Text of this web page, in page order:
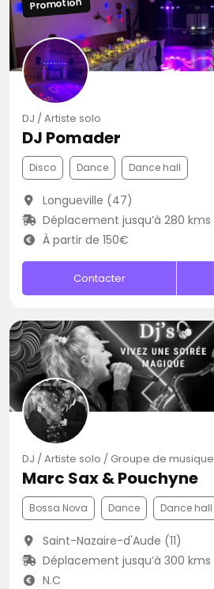
DJ / Artiste solo
DJ Pomader
Disco Dance Dance hall
Longueville (47)
Déplacement jusqu’à 280 kms
À partir de 150€
Contacter
DJ / Artiste solo / Groupe de musique
Marc Sax & Pouchyne
Bossa Nova Dance Dance hall
Saint-Nazaire-d'Aude (11)
Déplacement jusqu’à 300 kms
N.C